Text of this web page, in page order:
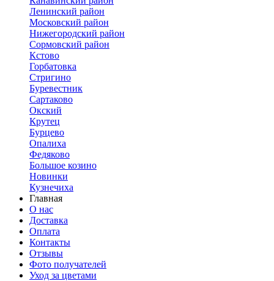
Ленинский район
Московский район
Нижегородский район
Сормовский район
Кстово
Горбатовка
Стригино
Буревестник
Сартаково
Окский
Крутец
Бурцево
Опалиха
Федяково
Большое козино
Новинки
Кузнечиха
Главная
О нас
Доставка
Оплата
Контакты
Отзывы
Фото получателей
Уход за цветами